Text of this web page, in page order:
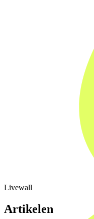
Livewall
Artikelen